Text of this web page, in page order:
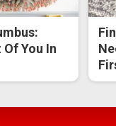
You In